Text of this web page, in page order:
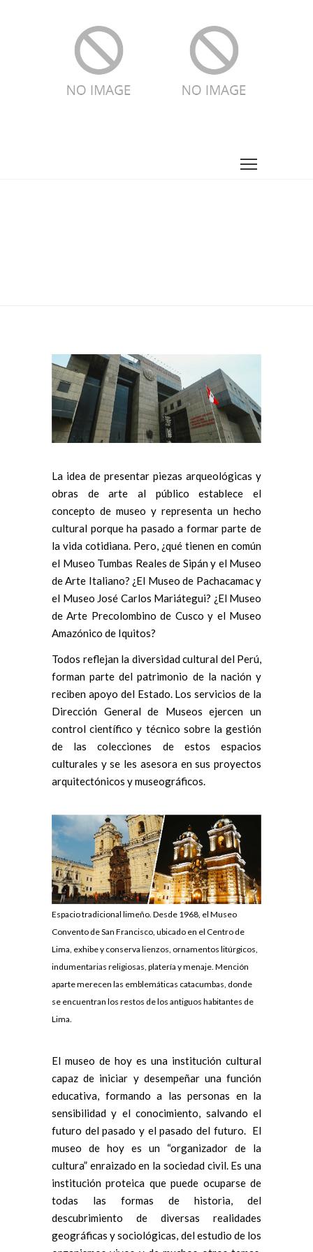
La idea de presentar piezas arqueológicas y
obras de arte al público establece el
concepto de museo y representa un hecho
cultural porque ha pasado a formar parte de
la vida cotidiana. Pero, ¿qué tienen en común
el Museo Tumbas Reales de Sipán y el Museo
de Arte Italiano? ¿El Museo de Pachacamac y
el Museo José Carlos Mariátegui? ¿El Museo
de Arte Precolombino de Cusco y el Museo
Amazónico de Iquitos?
Todos reflejan la diversidad cultural del Perú,
forman parte del patrimonio de la nación y
reciben apoyo del Estado. Los servicios de la
Dirección General de Museos ejercen un
control científico y técnico sobre la gestión
de las colecciones de estos espacios
culturales y se les asesora en sus proyectos
arquitectónicos y museográficos.
Espacio tradicional limeño. Desde 1968, el Museo
Convento de San Francisco, ubicado en el Centro de
Lima, exhibe y conserva lienzos, ornamentos litúrgicos,
indumentarias religiosas, platería y menaje. Mención
aparte merecen las emblemáticas catacumbas, donde
se encuentran los restos de los antiguos habitantes de
Lima.
El museo de hoy es una institución cultural
capaz de iniciar y desempeñar una función
educativa, formando a las personas en la
sensibilidad y el conocimiento, salvando el
futuro del pasado y el pasado del futuro. El
museo de hoy es un “organizador de la
cultura” enraizado en la sociedad civil. Es una
institución proteica que puede ocuparse de
todas las formas de historia, del
descubrimiento de diversas realidades
geográficas y sociológicas, del estudio de los